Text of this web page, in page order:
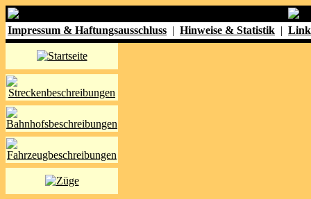
Impressum & Haftungsausschluss | Hinweise & Statistik |